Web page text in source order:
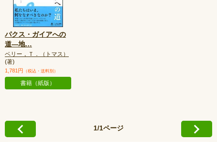
パクス・ガイアへの
道—地…
ベリー，Ｔ．（トマス）
(著)
1,781円 （税込・送料別）
書籍（紙版）
1/1ページ